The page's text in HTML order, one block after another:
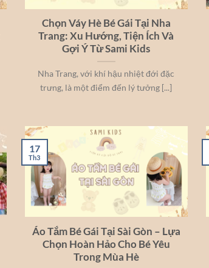
Chọn Váy Hè Bé Gái Tại Nha
Trang: Xu Hướng, Tiện Ích Và
Gợi Ý Từ Sami Kids
Nha Trang, với khí hậu nhiệt đới đặc
trưng, là một điểm đến lý tưởng [...]
Áo Tắm Bé Gái Tại Sài Gòn – Lựa
Chọn Hoàn Hảo Cho Bé Yêu
Trong Mùa Hè
17
Th3